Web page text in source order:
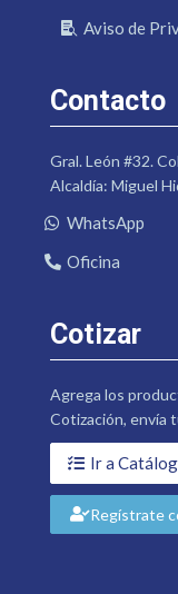
Aviso de
Contacto
Gral. León #32.
Alcaldía: Miguel
WhatsApp
Oficina
Cotizar
Agrega los
Cotización, envía
Ir a
Regístrate